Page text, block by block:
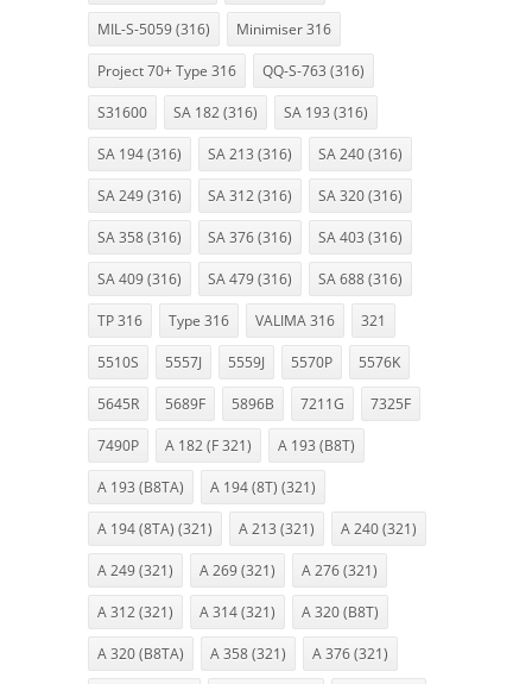
MIL-S-5059 (316) Minimiser 316
Project 70+ Type 316 QQ-S-763 (316)
S31600 SA 182 (316) SA 193 (316)
SA 194 (316) SA 213 (316) SA 240 (316)
SA 249 (316) SA 312 (316) SA 320 (316)
SA 358 (316) SA 376 (316) SA 403 (316)
SA 409 (316) SA 479 (316) SA 688 (316)
TP 316 Type 316 VALIMA 316 321
5510S 5557J 5559J 5570P 5576K
5645R 5689F 5896B 7211G 7325F
7490P A 182 (F 321) A 193 (B8T)
A 193 (B8TA) A 194 (8T) (321)
A 194 (8TA) (321) A 213 (321) A 240 (321)
A 249 (321) A 269 (321) A 276 (321)
A 312 (321) A 314 (321) A 320 (B8T)
A 320 (B8TA) A 358 (321) A 376 (321)